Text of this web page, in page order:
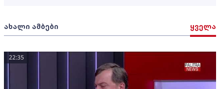
ახალი ამბები ყველა
22:35